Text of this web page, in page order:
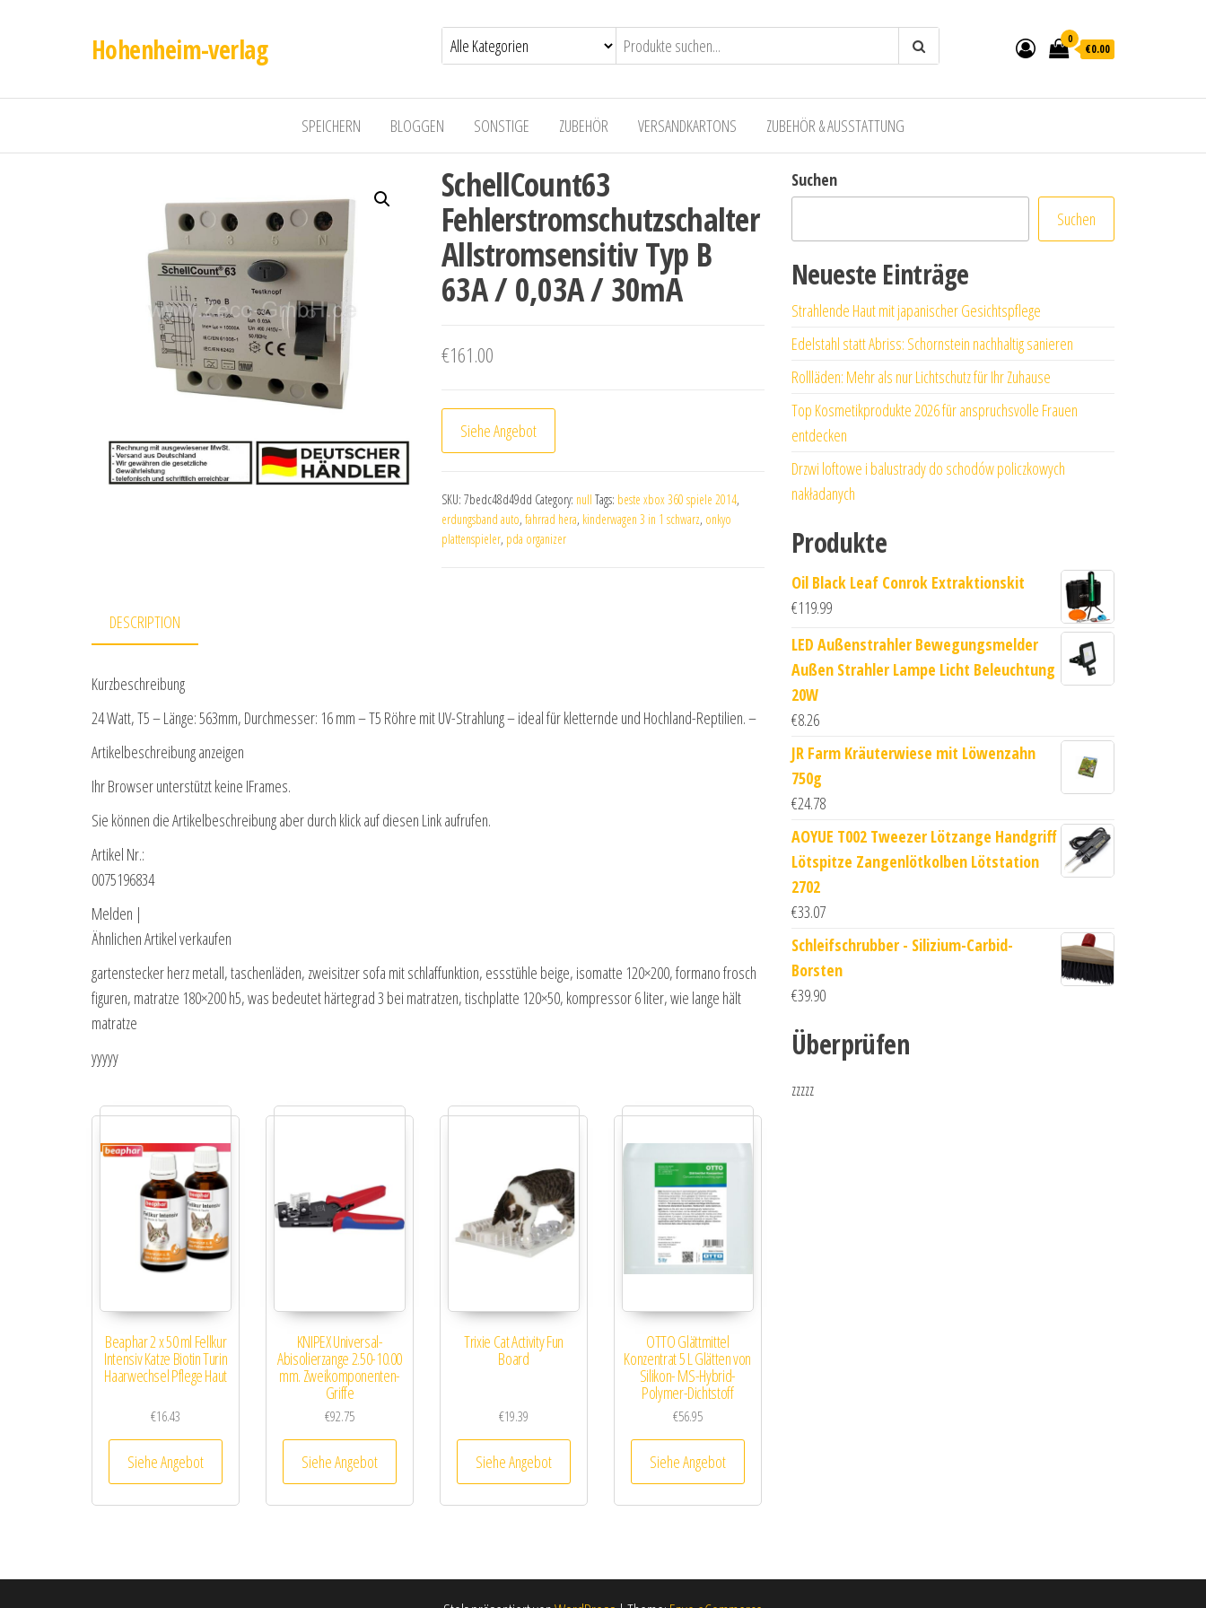
Hohenheim-verlag 0
€0.00
SPEICHERN BLOGGEN SONSTIGE ZUBEHÖR VERSANDKARTONS ZUBEHÖR & AUSSTATTUNG
SchellCount63
Fehlerstromschutzschalter
Allstromsensitiv Typ B
63A / 0,03A / 30mA
€161.00
Siehe Angebot
SKU: 7bedc48d49dd Category: null Tags: beste xbox 360 spiele 2014,
erdungsband auto, fahrrad hera, kinderwagen 3 in 1 schwarz, onkyo
plattenspieler, pda organizer
DESCRIPTION
Kurzbeschreibung
24 Watt, T5 – Länge: 563mm, Durchmesser: 16 mm – T5 Röhre mit UV-Strahlung – ideal für kletternde und Hochland-Reptilien. –
Artikelbeschreibung anzeigen
Ihr Browser unterstützt keine IFrames.
Sie können die Artikelbeschreibung aber durch klick auf diesen Link aufrufen.
Artikel Nr.:
0075196834
Melden |
Ähnlichen Artikel verkaufen
gartenstecker herz metall, taschenläden, zweisitzer sofa mit schlaffunktion, essstühle beige, isomatte 120×200, formano frosch
figuren, matratze 180×200 h5, was bedeutet härtegrad 3 bei matratzen, tischplatte 120×50, kompressor 6 liter, wie lange hält
matratze
yyyyy
Beaphar 2 x 50 ml Fellkur
Intensiv Katze Biotin Turin
Haarwechsel Pflege Haut
€16.43
Siehe Angebot
KNIPEX Universal-
Abisolierzange 2.50-10.00
mm. Zweikomponenten-
Griffe
€92.75
Siehe Angebot
Trixie Cat Activity Fun
Board
€19.39
Siehe Angebot
OTTO Glättmittel
Konzentrat 5 L Glätten von
Silikon- MS-Hybrid-
Polymer-Dichtstoff
€56.95
Siehe Angebot
Suchen
Suchen
Neueste Einträge
Strahlende Haut mit japanischer Gesichtspflege
Edelstahl statt Abriss: Schornstein nachhaltig sanieren
Rollläden: Mehr als nur Lichtschutz für Ihr Zuhause
Top Kosmetikprodukte 2026 für anspruchsvolle Frauen
entdecken
Drzwi loftowe i balustrady do schodów policzkowych
nakładanych
Produkte
Oil Black Leaf Conrok Extraktionskit
€119.99
LED Außenstrahler Bewegungsmelder
Außen Strahler Lampe Licht Beleuchtung
20W
€8.26
JR Farm Kräuterwiese mit Löwenzahn
750g
€24.78
AOYUE T002 Tweezer Lötzange Handgriff
Lötspitze Zangenlötkolben Lötstation
2702
€33.07
Schleifschrubber - Silizium-Carbid-
Borsten
€39.90
Überprüfen
zzzzz